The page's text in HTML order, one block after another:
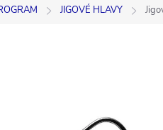
JIGOVÉ HLAVY